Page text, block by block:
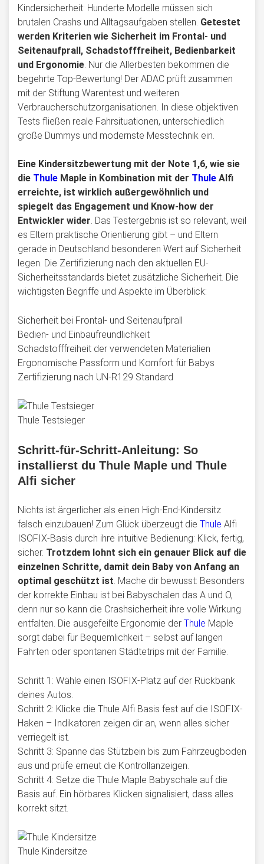
Kindersicherheit: Hunderte Modelle müssen sich
brutalen Crashs und Alltagsaufgaben stellen. Getestet
werden Kriterien wie Sicherheit im Frontal- und
Seitenaufprall, Schadstofffreiheit, Bedienbarkeit
und Ergonomie . Nur die Allerbesten bekommen die
begehrte Top-Bewertung! Der ADAC prüft zusammen
mit der Stiftung Warentest und weiteren
Verbraucherschutzorganisationen. In diese objektiven
Tests fließen reale Fahrsituationen, unterschiedlich
große Dummys und modernste Messtechnik ein.
Eine Kindersitzbewertung mit der Note 1,6, wie sie
die Thule Maple in Kombination mit der Thule Alfi
erreichte, ist wirklich außergewöhnlich und
spiegelt das Engagement und Know-how der
Entwickler wider . Das Testergebnis ist so relevant, weil
es Eltern praktische Orientierung gibt – und Eltern
gerade in Deutschland besonderen Wert auf Sicherheit
legen. Die Zertifizierung nach den aktuellen EU-
Sicherheitsstandards bietet zusätzliche Sicherheit. Die
wichtigsten Begriffe und Aspekte im Überblick:
Sicherheit bei Frontal- und Seitenaufprall
Bedien- und Einbaufreundlichkeit
Schadstofffreiheit der verwendeten Materialien
Ergonomische Passform und Komfort für Babys
Zertifizierung nach UN-R129 Standard
Thule Testsieger
Schritt-für-Schritt-Anleitung: So
installierst du Thule Maple und Thule
Alfi sicher
Nichts ist ärgerlicher als einen High-End-Kindersitz
falsch einzubauen! Zum Glück überzeugt die Thule Alfi
ISOFIX-Basis durch ihre intuitive Bedienung: Klick, fertig,
sicher. Trotzdem lohnt sich ein genauer Blick auf die
einzelnen Schritte, damit dein Baby von Anfang an
optimal geschützt ist . Mache dir bewusst: Besonders
der korrekte Einbau ist bei Babyschalen das A und O,
denn nur so kann die Crashsicherheit ihre volle Wirkung
entfalten. Die ausgefeilte Ergonomie der Thule Maple
sorgt dabei für Bequemlichkeit – selbst auf langen
Fahrten oder spontanen Städtetrips mit der Familie.
Schritt 1: Wähle einen ISOFIX-Platz auf der Rückbank
deines Autos.
Schritt 2: Klicke die Thule Alfi Basis fest auf die ISOFIX-
Haken – Indikatoren zeigen dir an, wenn alles sicher
verriegelt ist.
Schritt 3: Spanne das Stützbein bis zum Fahrzeugboden
aus und prüfe erneut die Kontrollanzeigen.
Schritt 4: Setze die Thule Maple Babyschale auf die
Basis auf. Ein hörbares Klicken signalisiert, dass alles
korrekt sitzt.
Thule Kindersitze